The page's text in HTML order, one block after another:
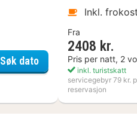
Søk datoNynäs Havsbad
Inkl.
Fra
2408 kr.
Pris per natt, 2
inkl. turistskatt
servicegebyr 79 kr.
reservasjon